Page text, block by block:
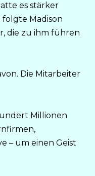
es stärker
folgte Madison
die zu ihm führen
Die Mitarbeiter
Millionen
– um einen Geist